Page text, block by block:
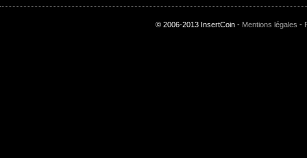
© 2006-2013 InsertCoin - Mentions légales -